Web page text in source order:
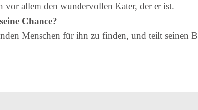
vor allem den wundervollen Kater, der er ist.
Chance?
Menschen für ihn zu finden, und teilt seinen